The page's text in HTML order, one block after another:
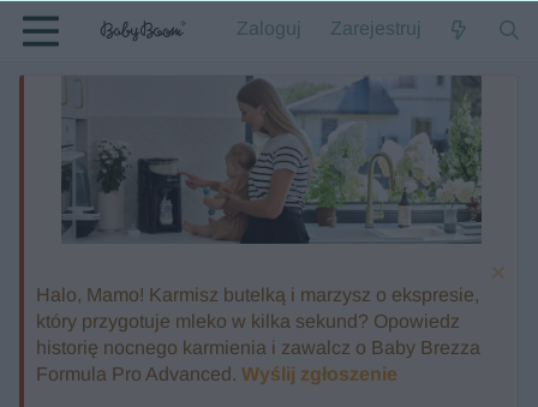
Zaloguj Zarejestruj
Halo, Mamo! Karmisz butelką i marzysz o ekspresie,
który przygotuje mleko w kilka sekund? Opowiedz
historię nocnego karmienia i zawalcz o Baby Brezza
Formula Pro Advanced. Wyślij zgłoszenie